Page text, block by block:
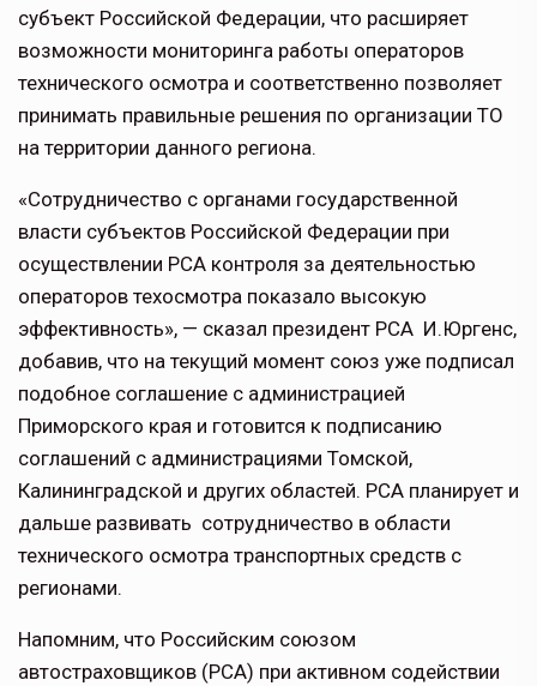
субъект Российской Федерации, что расширяет
возможности мониторинга работы операторов
технического осмотра и соответственно позволяет
принимать правильные решения по организации ТО
на территории данного региона.
«Сотрудничество с органами государственной
власти субъектов Российской Федерации при
осуществлении РСА контроля за деятельностью
операторов техосмотра показало высокую
эффективность», — сказал президент РСА И.Юргенс,
добавив, что на текущий момент союз уже подписал
подобное соглашение с администрацией
Приморского края и готовится к подписанию
соглашений с администрациями Томской,
Калининградской и других областей. РСА планирует и
дальше развивать сотрудничество в области
технического осмотра транспортных средств с
регионами.
Напомним, что Российским союзом
автостраховщиков (РСА) при активном содействии